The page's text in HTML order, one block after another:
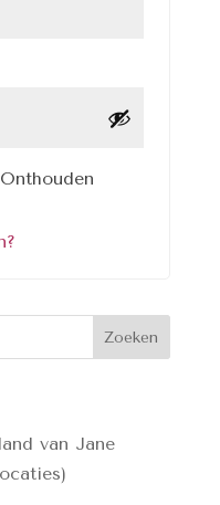
Onthouden
van Jane